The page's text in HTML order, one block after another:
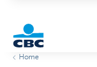
Home